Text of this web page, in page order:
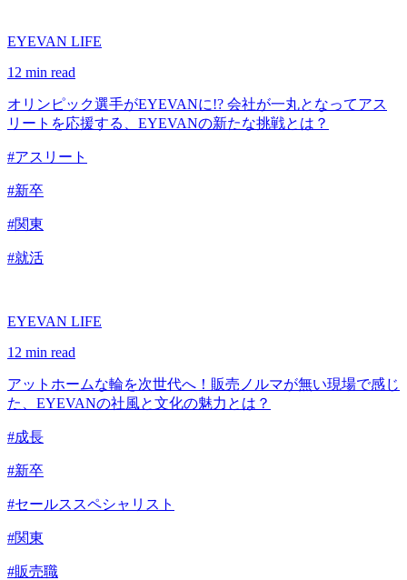
EYEVAN LIFE
12 min read
オリンピック選手がEYEVANに!? 会社が一丸となってアス
リートを応援する、EYEVANの新たな挑戦とは？
#アスリート
#新卒
#関東
#就活
EYEVAN LIFE
12 min read
アットホームな輪を次世代へ！販売ノルマが無い現場で感じ
た、EYEVANの社風と文化の魅力とは？
#成長
#新卒
#セールススペシャリスト
#関東
#販売職